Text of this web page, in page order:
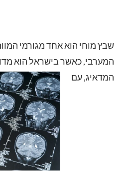
שבץ מוחי הוא אחד מגורמי
המערבי, כאשר בישראל הוא
המדאיג, עם